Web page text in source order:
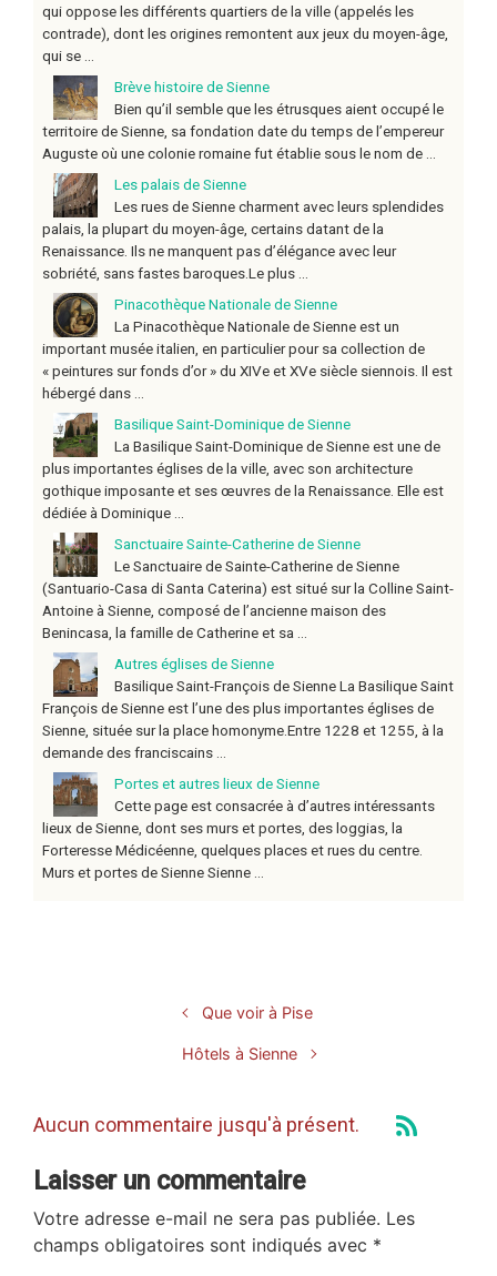
qui oppose les différents quartiers de la ville (appelés les
contrade), dont les origines remontent aux jeux du moyen-âge,
qui se ...
Brève histoire de Sienne
Bien qu’il semble que les étrusques aient occupé le
territoire de Sienne, sa fondation date du temps de l’empereur
Auguste où une colonie romaine fut établie sous le nom de ...
Les palais de Sienne
Les rues de Sienne charment avec leurs splendides
palais, la plupart du moyen-âge, certains datant de la
Renaissance. Ils ne manquent pas d’élégance avec leur
sobriété, sans fastes baroques.Le plus ...
Pinacothèque Nationale de Sienne
La Pinacothèque Nationale de Sienne est un
important musée italien, en particulier pour sa collection de
« peintures sur fonds d’or » du XIVe et XVe siècle siennois. Il est
hébergé dans ...
Basilique Saint-Dominique de Sienne
La Basilique Saint-Dominique de Sienne est une de
plus importantes églises de la ville, avec son architecture
gothique imposante et ses œuvres de la Renaissance. Elle est
dédiée à Dominique ...
Sanctuaire Sainte-Catherine de Sienne
Le Sanctuaire de Sainte-Catherine de Sienne
(Santuario-Casa di Santa Caterina) est situé sur la Colline Saint-
Antoine à Sienne, composé de l’ancienne maison des
Benincasa, la famille de Catherine et sa ...
Autres églises de Sienne
Basilique Saint-François de Sienne La Basilique Saint
François de Sienne est l’une des plus importantes églises de
Sienne, située sur la place homonyme.Entre 1228 et 1255, à la
demande des franciscains ...
Portes et autres lieux de Sienne
Cette page est consacrée à d’autres intéressants
lieux de Sienne, dont ses murs et portes, des loggias, la
Forteresse Médicéenne, quelques places et rues du centre.
Murs et portes de Sienne Sienne ...
Que voir à Pise
Hôtels à Sienne
Aucun commentaire jusqu'à présent.
Laisser un commentaire
Votre adresse e-mail ne sera pas publiée. Les
champs obligatoires sont indiqués avec *